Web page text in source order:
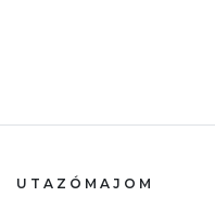
UTAZÓMAJOM